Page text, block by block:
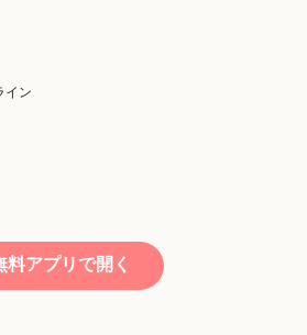
イン
料アプリで開く